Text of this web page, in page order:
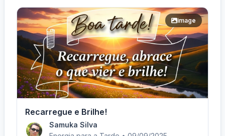
image
Recarregue e Brilhe!
Samuka Silva